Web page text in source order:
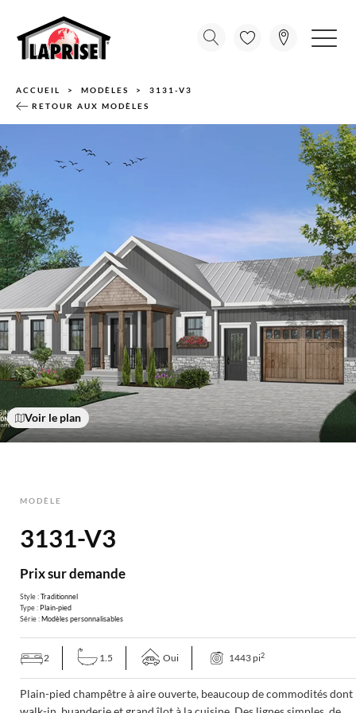
ACCUEIL MODÈLES
3131-V3
RETOUR AUX MODÈLES
Voir le plan
MODÈLE
3131-V3
Prix sur demande
Style :Traditionnel
Type :Plain-pied
Série :Modèles personnalisables
2 1.5 Oui 1443 pi2
Plain-pied champêtre à aire ouverte, beaucoup de commodités dont